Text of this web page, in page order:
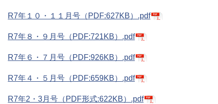
R7年１０・１１月号（PDF:627KB）.pdf
R7年８・９月号（PDF:721KB）.pdf
R7年６・７月号（PDF:926KB）.pdf
R7年４・５月号 （PDF:659KB） .pdf
R7年2・3月号（PDF形式:622KB）.pdf